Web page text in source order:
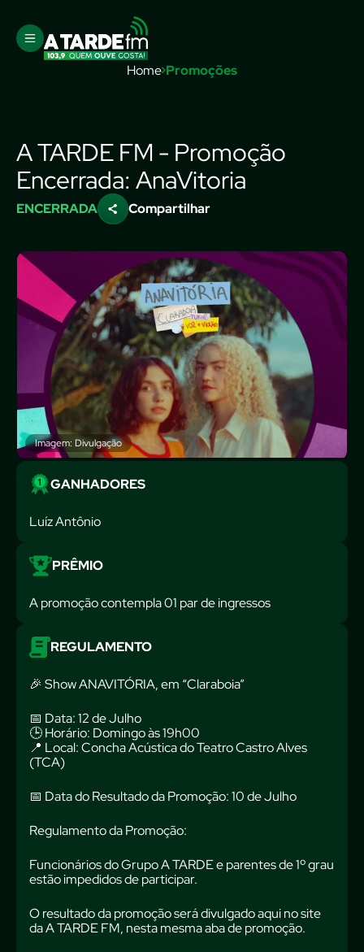
Home Promoções
A TARDE FM - Promoção
Encerrada: AnaVitoria
ENCERRADA Compartilhar
Imagem: Divulgação
GANHADORES
Luíz Antônio
PRÊMIO
A promoção contempla 01 par de ingressos
REGULAMENTO
🎉 Show ANAVITÓRIA, em “Claraboia”
📅 Data: 12 de Julho
🕒 Horário: Domingo às 19h00
📍 Local: Concha Acústica do Teatro Castro Alves
(TCA)
📅 Data do Resultado da Promoção: 10 de Julho
Regulamento da Promoção:
Funcionários do Grupo A TARDE e parentes de 1º grau
estão impedidos de participar.
O resultado da promoção será divulgado aqui no site
da A TARDE FM, nesta mesma aba de promoção.